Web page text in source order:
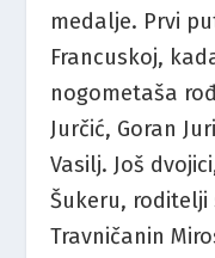
medalje. Prvi
Francuskoj,
nogometaša
Jurčić, Goran
Vasilj. Još
Šukeru, roditelji
Travničanin